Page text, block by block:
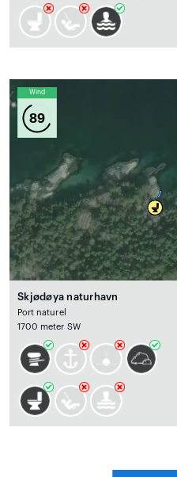
Wind
89
Skjødøya naturhavn
Port naturel
1700 meter SW